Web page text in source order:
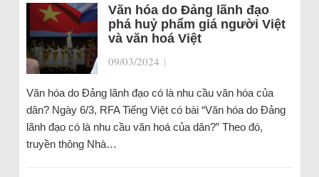
Văn hóa do Đảng lãnh đạo
phá huỷ phẩm giá người Việt
và văn hoá Việt
09/03/2024 |
Văn hóa do Đảng lãnh đạo có là nhu cầu văn hóa của
dân? Ngày 6/3, RFA Tiếng Việt có bài “Văn hóa do Đảng
lãnh đạo có là nhu cầu văn hoá của dân?” Theo đó,
truyền thông Nhà…